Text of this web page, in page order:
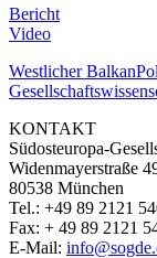
Bericht
Video
Westlicher Balkan
KONTAKT
Südosteuropa-
Widenmayerstraße
80538 München
Tel.: +49 89 2121
Fax: + 49 89 2121
E-Mail: